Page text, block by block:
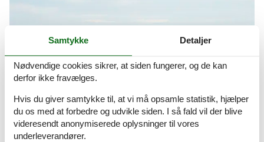
Samtykke Detaljer
Nødvendige cookies sikrer, at siden fungerer, og de kan
derfor ikke fravælges.
Hvis du giver samtykke til, at vi må opsamle statistik, hjælper
du os med at forbedre og udvikle siden. I så fald vil der blive
videresendt anonymiserede oplysninger til vores
underleverandører.